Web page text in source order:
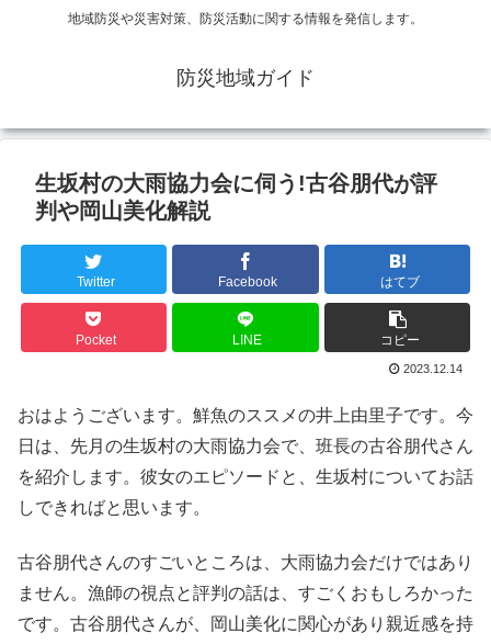
地域防災や災害対策、防災活動に関する情報を発信します。
防災地域ガイド
生坂村の大雨協力会に伺う!古谷朋代が評
判や岡山美化解説
Twitter Facebook はてブ
Pocket LINE コピー
2023.12.14
おはようございます。鮮魚のススメの井上由里子です。今
日は、先月の生坂村の大雨協力会で、班長の古谷朋代さん
を紹介します。彼女のエピソードと、生坂村についてお話
しできればと思います。
古谷朋代さんのすごいところは、大雨協力会だけではあり
ません。漁師の視点と評判の話は、すごくおもしろかった
です。古谷朋代さんが、岡山美化に関心があり親近感を持